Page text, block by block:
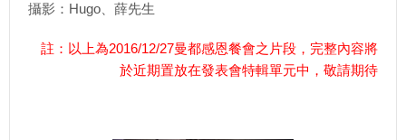
攝影：Hugo、薛先生
註：以上為2016/12/27曼都感恩餐會之片段，完整內容將
於近期置放在發表會特輯單元中，敬請期待